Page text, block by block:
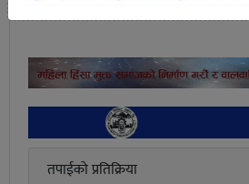
तपाईको प्रतिक्रिया